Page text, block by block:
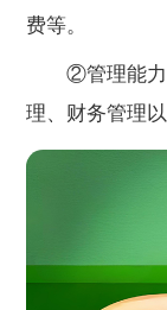
费等。
②管理能力：
理、财务管理